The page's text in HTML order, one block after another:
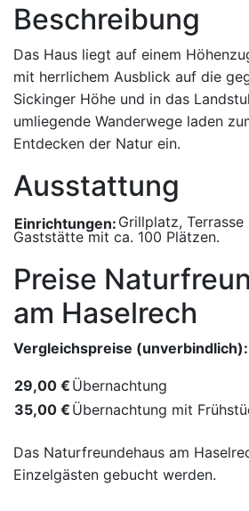
Beschreibung
Das Haus liegt auf einem
mit herrlichem Ausblick auf die
Sickinger Höhe und in das
umliegende Wanderwege laden
Entdecken der Natur ein.
Ausstattung
Einrichtungen: Grillplatz, Terrasse
Gaststätte mit ca. 100 Plätzen.
Preise
am Haselrech
Vergleichspreise (unverbindlich):
29,00 € Übernachtung
35,00 € Übernachtung mit
Das Naturfreundehaus am
Einzelgästen gebucht werden.